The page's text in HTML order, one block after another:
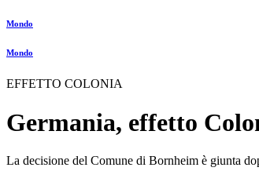
Mondo
Mondo
EFFETTO COLONIA
Germania, effetto
La decisione del Comune di Bornheim è giunta